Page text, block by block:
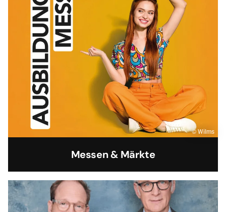
© Wilms
Messen & Märkte